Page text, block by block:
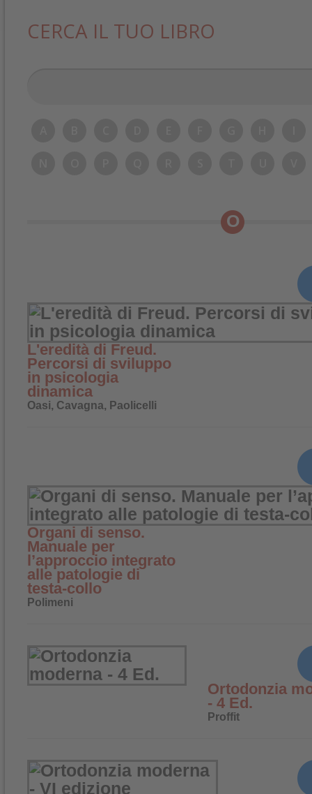
CERCA IL TUO LIBRO
O
L'eredità di Freud.
Percorsi di sviluppo
in psicologia
dinamica
Oasi, Cavagna, Paolicelli
Organi di senso.
Manuale per
l’approccio integrato
alle patologie di
testa-collo
Polimeni
Ortodonzia
- 4 Ed.
Proffit